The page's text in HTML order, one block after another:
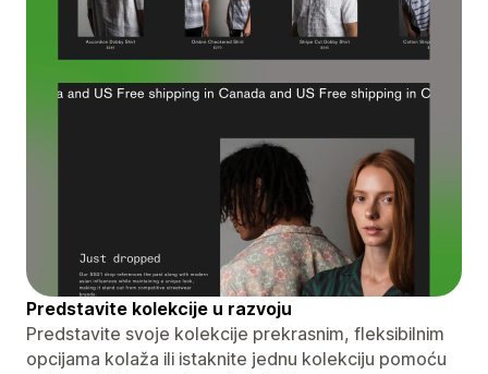
Predstavite kolekcije u razvoju
Predstavite svoje kolekcije prekrasnim, fleksibilnim
opcijama kolaža ili istaknite jednu kolekciju pomoću